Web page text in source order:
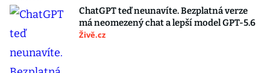
ChatGPT teď neunavíte. Bezplatná verze
má neomezený chat a lepší model GPT-5.6
Živě.cz